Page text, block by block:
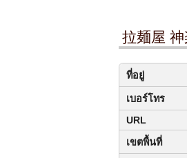
拉麺屋
ที่อยู่
เบอร์โทร
URL
เขตพื้นที่